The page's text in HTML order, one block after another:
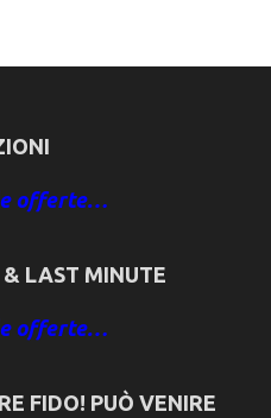
offerte…
& LAST MINUTE
offerte…
FIDO! PUÒ VENIRE